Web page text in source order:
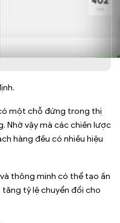
một chỗ đứng trong thị
Nhờ vậy mà các chiến lược
hàng đều có nhiều hiệu
thông minh có thể tạo ấn
tỷ lệ chuyển đổi cho